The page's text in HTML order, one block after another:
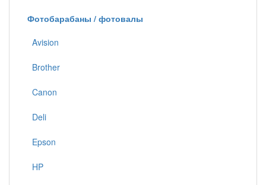
Фотобарабаны / фотовалы
Avision
Brother
Canon
Deli
Epson
HP